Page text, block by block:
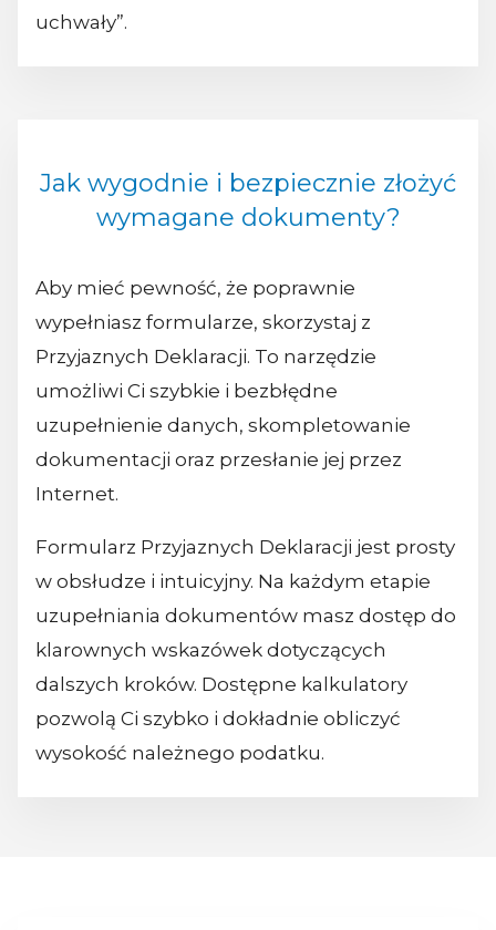
uchwały”.
Jak wygodnie i bezpiecznie złożyć
wymagane dokumenty?
Aby mieć pewność, że poprawnie
wypełniasz formularze, skorzystaj z
Przyjaznych Deklaracji. To narzędzie
umożliwi Ci szybkie i bezbłędne
uzupełnienie danych, skompletowanie
dokumentacji oraz przesłanie jej przez
Internet.
Formularz Przyjaznych Deklaracji jest prosty
w obsłudze i intuicyjny. Na każdym etapie
uzupełniania dokumentów masz dostęp do
klarownych wskazówek dotyczących
dalszych kroków. Dostępne kalkulatory
pozwolą Ci szybko i dokładnie obliczyć
wysokość należnego podatku.